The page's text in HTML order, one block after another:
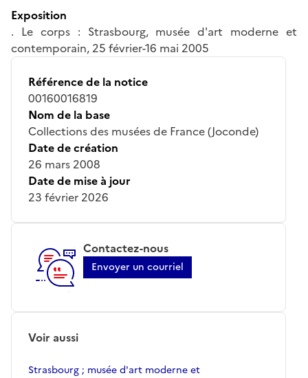
Exposition
. Le corps : Strasbourg, musée d'art moderne et
contemporain, 25 février-16 mai 2005
Référence de la notice
00160016819
Nom de la base
Collections des musées de France (Joconde)
Date de création
26 mars 2008
Date de mise à jour
23 février 2026
Contactez-nous
Envoyer un courriel
Voir aussi
Strasbourg ; musée d'art moderne et